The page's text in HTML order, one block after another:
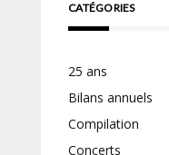
CATÉGORIES
25 ans
Bilans annuels
Compilation
Concerts